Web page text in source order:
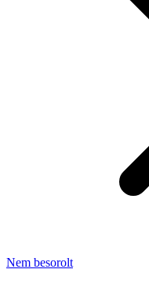
Nem besorolt